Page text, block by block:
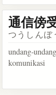
kosakata
通信傍
つうしんぼ
undang-
komunikasi